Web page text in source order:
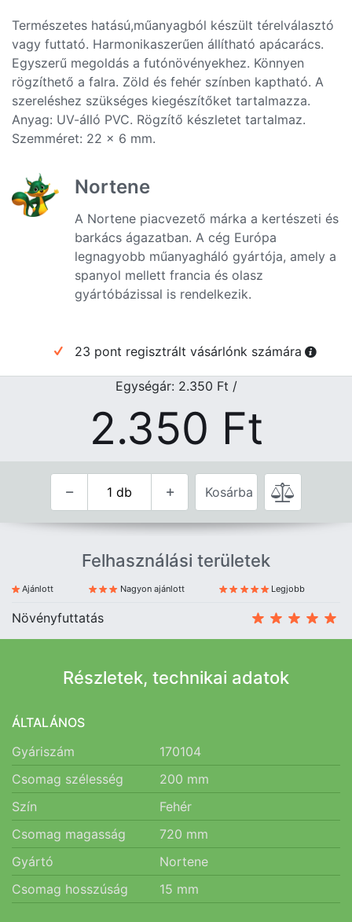
Természetes hatású,műanyagból készült térelválasztó
vagy futtató. Harmonikaszerűen állítható apácarács.
Egyszerű megoldás a futónövényekhez. Könnyen
rögzíthető a falra. Zöld és fehér színben kaptható. A
szereléshez szükséges kiegészítőket tartalmazza.
Anyag: UV-álló PVC. Rögzítő készletet tartalmaz.
Szemméret: 22 x 6 mm.
Nortene
A Nortene piacvezető márka a kertészeti és
barkács ágazatban. A cég Európa
legnagyobb műanyagháló gyártója, amely a
spanyol mellett francia és olasz
gyártóbázissal is rendelkezik.
23 pont regisztrált vásárlónk számára
Egységár: 2.350 Ft /
2.350 Ft
Kosárba
Felhasználási területek
Ajánlott Nagyon ajánlott Legjobb
Növényfuttatás
Részletek, technikai adatok
ÁLTALÁNOS
Gyáriszám
170104
Csomag szélesség
200 mm
Szín
Fehér
Csomag magasság
720 mm
Gyártó
Nortene
Csomag hosszúság
15 mm